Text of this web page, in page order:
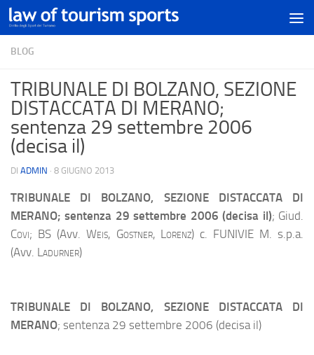
BLOG
TRIBUNALE DI BOLZANO, SEZIONE
DISTACCATA DI MERANO;
sentenza 29 settembre 2006
(decisa il)
DI ADMIN · 8 GIUGNO 2013
TRIBUNALE DI BOLZANO, SEZIONE DISTACCATA DI
MERANO; sentenza 29 settembre 2006 (decisa il); Giud.
Covi; BS (Avv. Weis, Gostner, Lorenz) c. FUNIVIE M. s.p.a.
(Avv. Ladurner)
TRIBUNALE DI BOLZANO, SEZIONE DISTACCATA DI
MERANO; sentenza 29 settembre 2006 (decisa il)